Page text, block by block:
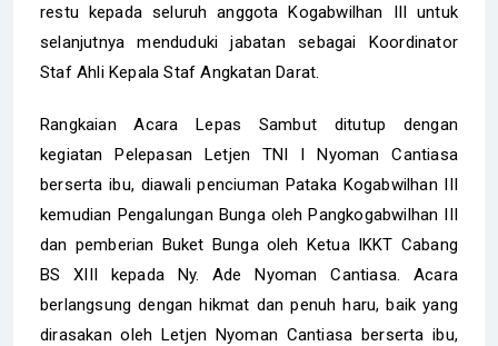
restu kepada seluruh anggota Kogabwilhan III untuk
selanjutnya menduduki jabatan sebagai Koordinator
Staf Ahli Kepala Staf Angkatan Darat.
Rangkaian Acara Lepas Sambut ditutup dengan
kegiatan Pelepasan Letjen TNI I Nyoman Cantiasa
berserta ibu, diawali penciuman Pataka Kogabwilhan III
kemudian Pengalungan Bunga oleh Pangkogabwilhan III
dan pemberian Buket Bunga oleh Ketua IKKT Cabang
BS XIII kepada Ny. Ade Nyoman Cantiasa. Acara
berlangsung dengan hikmat dan penuh haru, baik yang
dirasakan oleh Letjen Nyoman Cantiasa berserta ibu,